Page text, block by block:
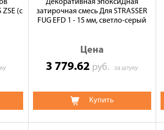
(с
Декоративная эпоксиДная
затирочная смесь Для STRASSER
FUG EFD 1 - 15 мм, светло-серый
Цена
3 779.62 руб.за штуку
Купить